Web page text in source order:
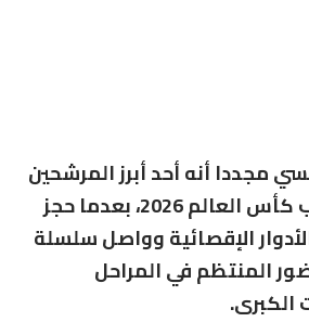
مجددا أنه أحد أبرز المرشحين
للمنافسة على لقب كأس العالم 2026، بعدما حجز
الإقصائية وواصل سلسلة
المنتظم في المراحل
الكبرى.